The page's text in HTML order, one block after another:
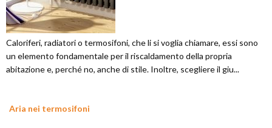
Caloriferi, radiatori o termosifoni, che li si voglia chiamare, essi sono
un elemento fondamentale per il riscaldamento della propria
abitazione e, perché no, anche di stile. Inoltre, scegliere il giu...
Aria nei termosifoni